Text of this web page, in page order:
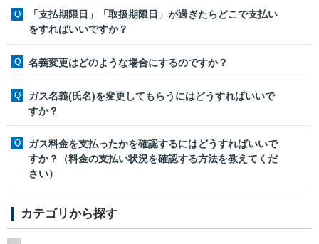
「支払期限日」「取扱期限日」が過ぎたらどこで支払い
をすればいいですか？
名義変更はどのような場合にするのですか？
ガス名義(氏名)を変更してもらうにはどうすればいいで
すか？
ガス料金を支払ったかを確認するにはどうすればいいで
すか？（料金の支払い状況を確認する方法を教えてくだ
さい）
カテゴリから探す